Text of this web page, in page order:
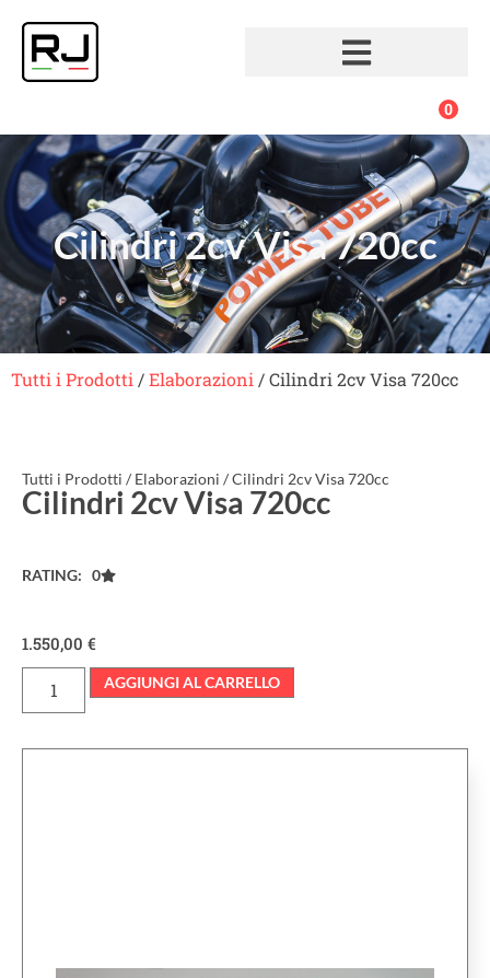
0
Cilindri 2cv Visa 720cc
Tutti i Prodotti /Elaborazioni / Cilindri 2cv Visa 720cc
Tutti i Prodotti / Elaborazioni / Cilindri 2cv Visa 720cc
Cilindri 2cv Visa 720cc
RATING: 0
1.550,00 €
AGGIUNGI AL CARRELLO